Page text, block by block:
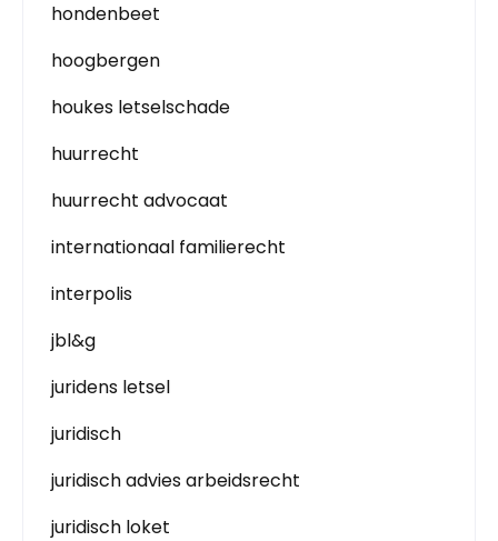
hondenbeet
hoogbergen
houkes letselschade
huurrecht
huurrecht advocaat
internationaal familierecht
interpolis
jbl&g
juridens letsel
juridisch
juridisch advies arbeidsrecht
juridisch loket